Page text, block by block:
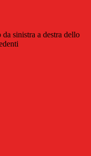
sinistra a destra dello